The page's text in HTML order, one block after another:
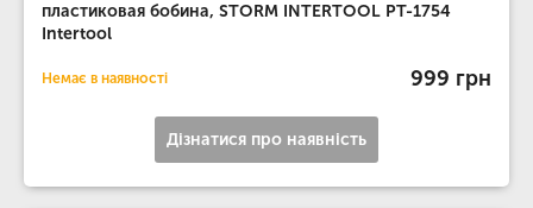
пластиковая бобина, STORM INTERTOOL PT-1754
Intertool
Немає в наявності 999 грн
Дізнатися про наявність